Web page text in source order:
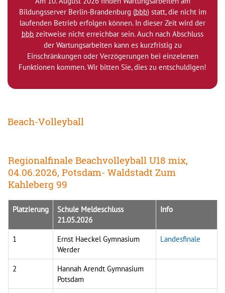
Bildungsserver Berlin-Brandenburg (bbb) statt, die nicht im
laufenden Betrieb erfolgen können. In dieser Zeit wird der
bbb zeitweise nicht erreichbar sein. Auch nach Abschluss
der Wartungsarbeiten kann es kurzfristig zu
Einschränkungen oder Verzögerungen bei einzelenen
Funktionen kommen. Wir bitten Sie, dies zu entschuldigen!
Beach-Volleyball
Regionalfinale Beachvolleyball U18 mix,
04.06.2026, Potsdam- Waldstadt Zum
Kahleberg 99
Platzierung
Schule Meldeschluss
21.05.2026
Info
1
Ernst Haeckel Gymnasium
Werder
Landesfinale
2
Hannah Arendt Gymnasium
Potsdam